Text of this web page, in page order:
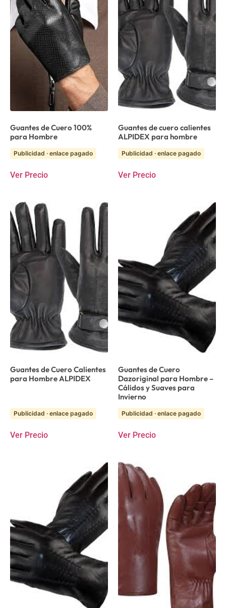
Guantes de Cuero 100%
para Hombre
Publicidad · enlace pagado
Ver Precio
Guantes de cuero calientes
ALPIDEX para hombre
Publicidad · enlace pagado
Ver Precio
Guantes de Cuero Calientes
para Hombre ALPIDEX
Publicidad · enlace pagado
Ver Precio
Guantes de Cuero
Dazoriginal para Hombre –
Cálidos y Suaves para
Invierno
Publicidad · enlace pagado
Ver Precio